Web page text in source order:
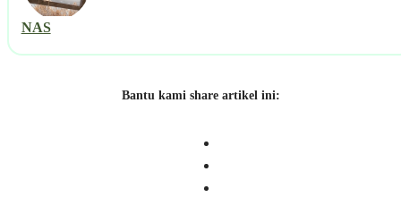
NAS
Bantu kami share artikel ini: